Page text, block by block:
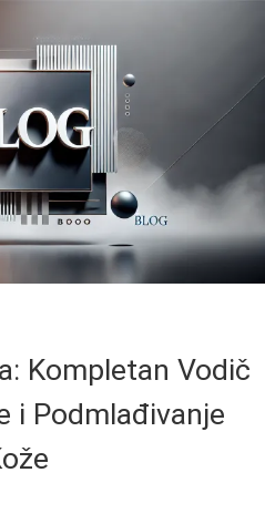
Kompletan Vodič
i Podmlađivanje